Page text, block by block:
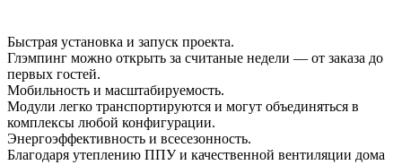
Быстрая установка и запуск проекта.
Глэмпинг можно открыть за считаные недели — от заказа до
первых гостей.
Мобильность и масштабируемость.
Модули легко транспортируются и могут объединяться в
комплексы любой конфигурации.
Энергоэффективность и всесезонность.
Благодаря утеплению ППУ и качественной вентиляции дома